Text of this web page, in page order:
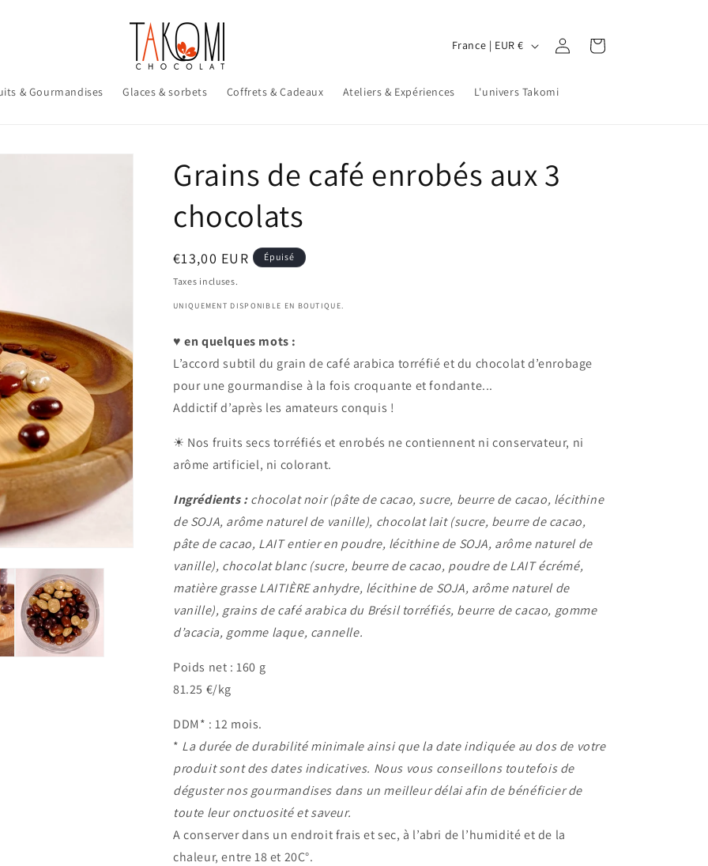
& Gourmandises Glaces & sorbets Coffrets & Cadeaux Ateliers & Expériences L'univers Takomi
y
r
é
France | EUR € Connexion Panier
Grains de café enrobés aux 3
chocolats
Prix
habituel
€13,00 EUR Épuisé
Taxes incluses.
UNIQUEMENT DISPONIBLE EN BOUTIQUE.
♥ en quelques mots :
L’accord subtil du grain de café arabica torréfié et du chocolat d’enrobage
pour une gourmandise à la fois croquante et fondante...
Addictif d’après les amateurs conquis !
☀ Nos fruits secs torréfiés et enrobés ne contiennent ni conservateur, ni
arôme artificiel, ni colorant.
Ingrédients :chocolat noir (pâte de cacao, sucre, beurre de cacao, lécithine
de SOJA, arôme naturel de vanille), chocolat lait (sucre, beurre de cacao,
pâte de cacao, LAIT entier en poudre, lécithine de SOJA, arôme naturel de
vanille), chocolat blanc (sucre, beurre de cacao, poudre de LAIT écrémé,
matière grasse LAITIÈRE anhydre, lécithine de SOJA, arôme naturel de
vanille), grains de café arabica du Brésil torréfiés, beurre de cacao, gomme
d’acacia, gomme laque, cannelle.
Poids net : 160 g
81.25 €/kg
DDM* : 12 mois.
* La durée de durabilité minimale ainsi que la date indiquée au dos de votre
produit sont des dates indicatives. Nous vous conseillons toutefois de
déguster nos gourmandises dans un meilleur délai afin de bénéficier de
toute leur onctuosité et saveur.
A conserver dans un endroit frais et sec, à l’abri de l’humidité et de la
chaleur, entre 18 et 20C°.